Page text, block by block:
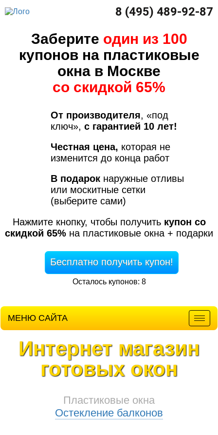
8 (495) 489-92-87
Заберите один из 100
купонов на пластиковые
окна в Москве
со скидкой 65%
От производителя, «под
ключ», с гарантией 10 лет!
Честная цена, которая не
изменится до конца работ
В подарок наружные отливы
или москитные сетки
(выберите сами)
Нажмите кнопку, чтобы получить купон со
скидкой 65% на пластиковые окна + подарки
Бесплатно получить купон!
Осталось купонов: 8
МЕНЮ САЙТА
Интернет магазин
готовых окон
Пластиковые окна
Остекление балконов